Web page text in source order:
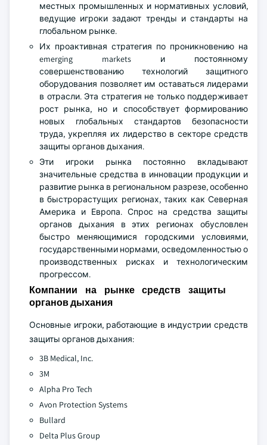
местных промышленных и нормативных условий,
ведущие игроки задают тренды и стандарты на
глобальном рынке.
Их проактивная стратегия по проникновению на
emerging markets и постоянному
совершенствованию технологий защитного
оборудования позволяет им оставаться лидерами
в отрасли. Эта стратегия не только поддерживает
рост рынка, но и способствует формированию
новых глобальных стандартов безопасности
труда, укрепляя их лидерство в секторе средств
защиты органов дыхания.
Эти игроки рынка постоянно вкладывают
значительные средства в инновации продукции и
развитие рынка в региональном разрезе, особенно
в быстрорастущих регионах, таких как Северная
Америка и Европа. Спрос на средства защиты
органов дыхания в этих регионах обусловлен
быстро меняющимися городскими условиями,
государственными нормами, осведомленностью о
производственных рисках и технологическим
прогрессом.
Компании на рынке средств защиты
органов дыхания
Основные игроки, работающие в индустрии средств
защиты органов дыхания:
3B Medical, Inc.
3M
Alpha Pro Tech
Avon Protection Systems
Bullard
Delta Plus Group